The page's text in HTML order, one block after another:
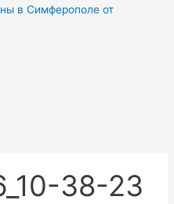
в Симферополе от
38-23